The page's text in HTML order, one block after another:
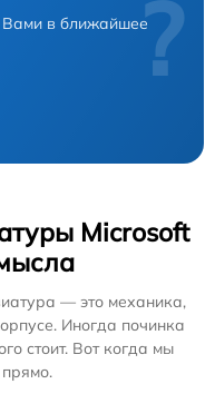
Вами в ближайшее?
Microsoft
— это механика,
Иногда починка
стоит. Вот когда мы